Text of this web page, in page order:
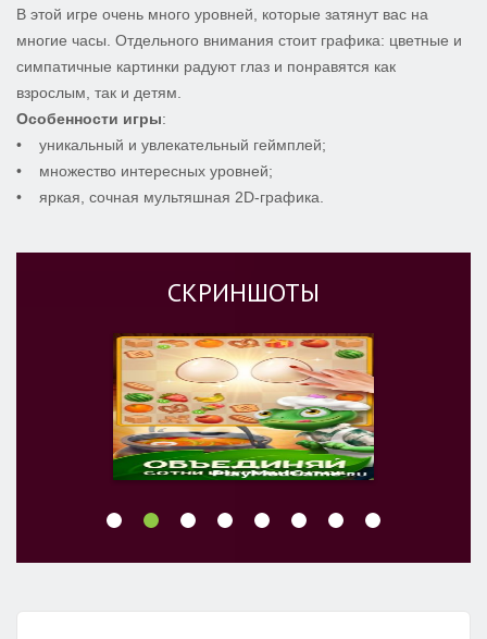
В этой игре очень много уровней, которые затянут вас на
многие часы. Отдельного внимания стоит графика: цветные и
симпатичные картинки радуют глаз и понравятся как
взрослым, так и детям.
Особенности игры:
• уникальный и увлекательный геймплей;
• множество интересных уровней;
• яркая, сочная мультяшная 2D-графика.
СКРИНШОТЫ